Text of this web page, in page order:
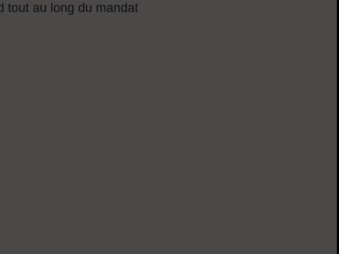
tout au long du mandat